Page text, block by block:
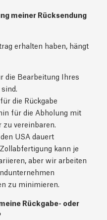
meiner Rücksendung
erhalten haben, hängt
die Bearbeitung Ihres
die Rückgabe
für die Abholung mit
vereinbaren.
USA dauert
kann je
aber wir arbeiten
zu minimieren.
Rückgabe- oder